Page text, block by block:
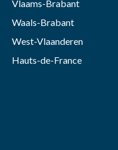
Vlaams-Brabant
Waals-Brabant
West-Vlaanderen
Hauts-de-France